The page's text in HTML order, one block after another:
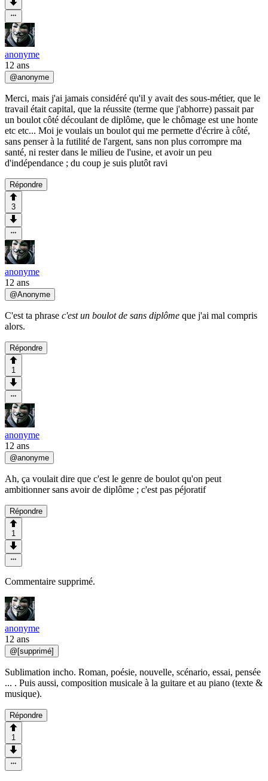
anonyme
12 ans
@anonyme
Merci, mais j'ai jamais considéré qu'il y avait des sous-métier, que le
travail était capital, que la réussite (terme que j'abhorre) passait par
un boulot côté découlant de diplôme, que le chômage est une honte
etc etc... Moi je voulais un boulot qui me permette d'écrire à côté,
sans penser à la futilité de l'argent, sans non plus corrompre ma
santé, ni rester dans le milieu de l'usine, et avoir un peu
d'indépendance ; du coup je suis plutôt ravi
Répondre
3
anonyme
12 ans
@Anonyme
C'est ta phrase c'est un boulot de sans diplôme que j'ai mal compris
alors.
Répondre
1
anonyme
12 ans
@anonyme
Ah, ça voulait dire que c'est le genre de boulot qu'on peut
ambitionner sans avoir de diplôme ; c'est pas péjoratif
Répondre
1
Commentaire supprimé.
anonyme
12 ans
@ [supprimé]
Sublimation incho. Roman, poésie, nouvelle, scénario, essai, pensée
... . Puis aussi, composition musicale à la guitare et au piano (texte &
musique).
Répondre
1